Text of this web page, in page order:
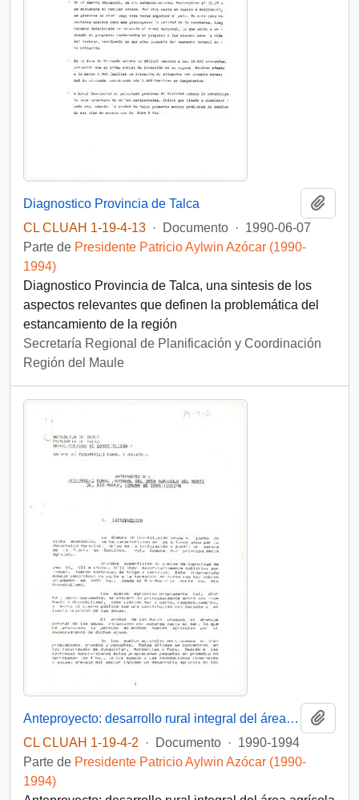
Diagnostico Provincia de Talca
CL CLUAH 1-19-4-13 · Documento · 1990-06-07
Parte de Presidente Patricio Aylwin Azócar (1990-
1994)
Diagnostico Provincia de Talca, una sintesis de los
aspectos relevantes que definen la problemática del
estancamiento de la región
Secretaría Regional de Planificación y Coordinación
Región del Maule
Anteproyecto: desarrollo rural integral del área agrícola del norte del río Maule, comuna Constitución
CL CLUAH 1-19-4-2
· Documento · 1990-1994
Parte de Presidente Patricio Aylwin Azócar (1990-
1994)